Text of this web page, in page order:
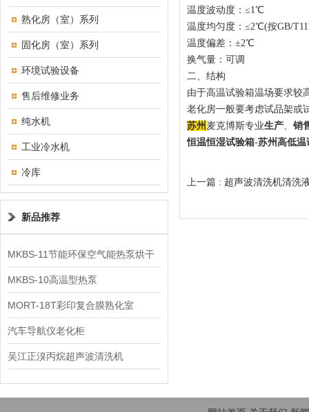
熟化房（室）系列
固化房（室）系列
环境试验设备
售后维修业务
纯水机
工业冷水机
冷库
新品推荐
MKBS-11节能环保空气能热泵烘干
机
MKBS-10高温型热泵
MORT-18T彩印复合膜熟化室
汽车导航仪老化柜
吴江正溴丙烷超声波清洗机
温度波动度：≤1℃
温度均匀度：≤2℃(按GB/
温度偏差：±2℃
换气量：可调
二、结构
由于高温试验箱温场要求较
老化房一般要考虑试品架或
苏州 麦克博斯专业生产、 销
恒温恒湿试验箱-苏州高低温
上一篇 : 超声波清洗机清洗